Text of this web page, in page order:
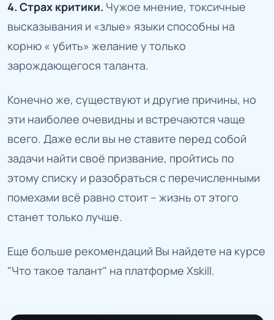
4. Страх критики. Чужое мнение, токсичные
высказывания и «злые» языки способны на
корню « убить» желание у только
зарождающегося таланта.
Конечно же, существуют и другие причины, но
эти наиболее очевидны и встречаются чаще
всего. Даже если вы не ставите перед собой
задачи найти своё призвание, пройтись по
этому списку и разобраться с перечисленными
помехами всё равно стоит – жизнь от этого
станет только лучше.
Еще больше рекомендаций Вы найдете на курсе
"Что такое талант" на платформе Xskill.